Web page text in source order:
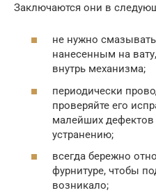
Заключаются они в
не нужно
нанесенным на
внутрь механизма;
периодически
проверяйте его
малейших дефектов
устранению;
всегда бережно
фурнитуре, чтобы
возникало;